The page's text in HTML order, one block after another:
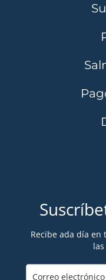
Recibe ada día